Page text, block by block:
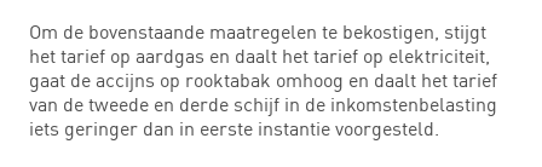
Om de bovenstaande maatregelen te bekostigen, stijgt
het tarief op aardgas en daalt het tarief op elektriciteit,
gaat de accijns op rooktabak omhoog en daalt het tarief
van de tweede en derde schijf in de inkomstenbelasting
iets geringer dan in eerste instantie voorgesteld.